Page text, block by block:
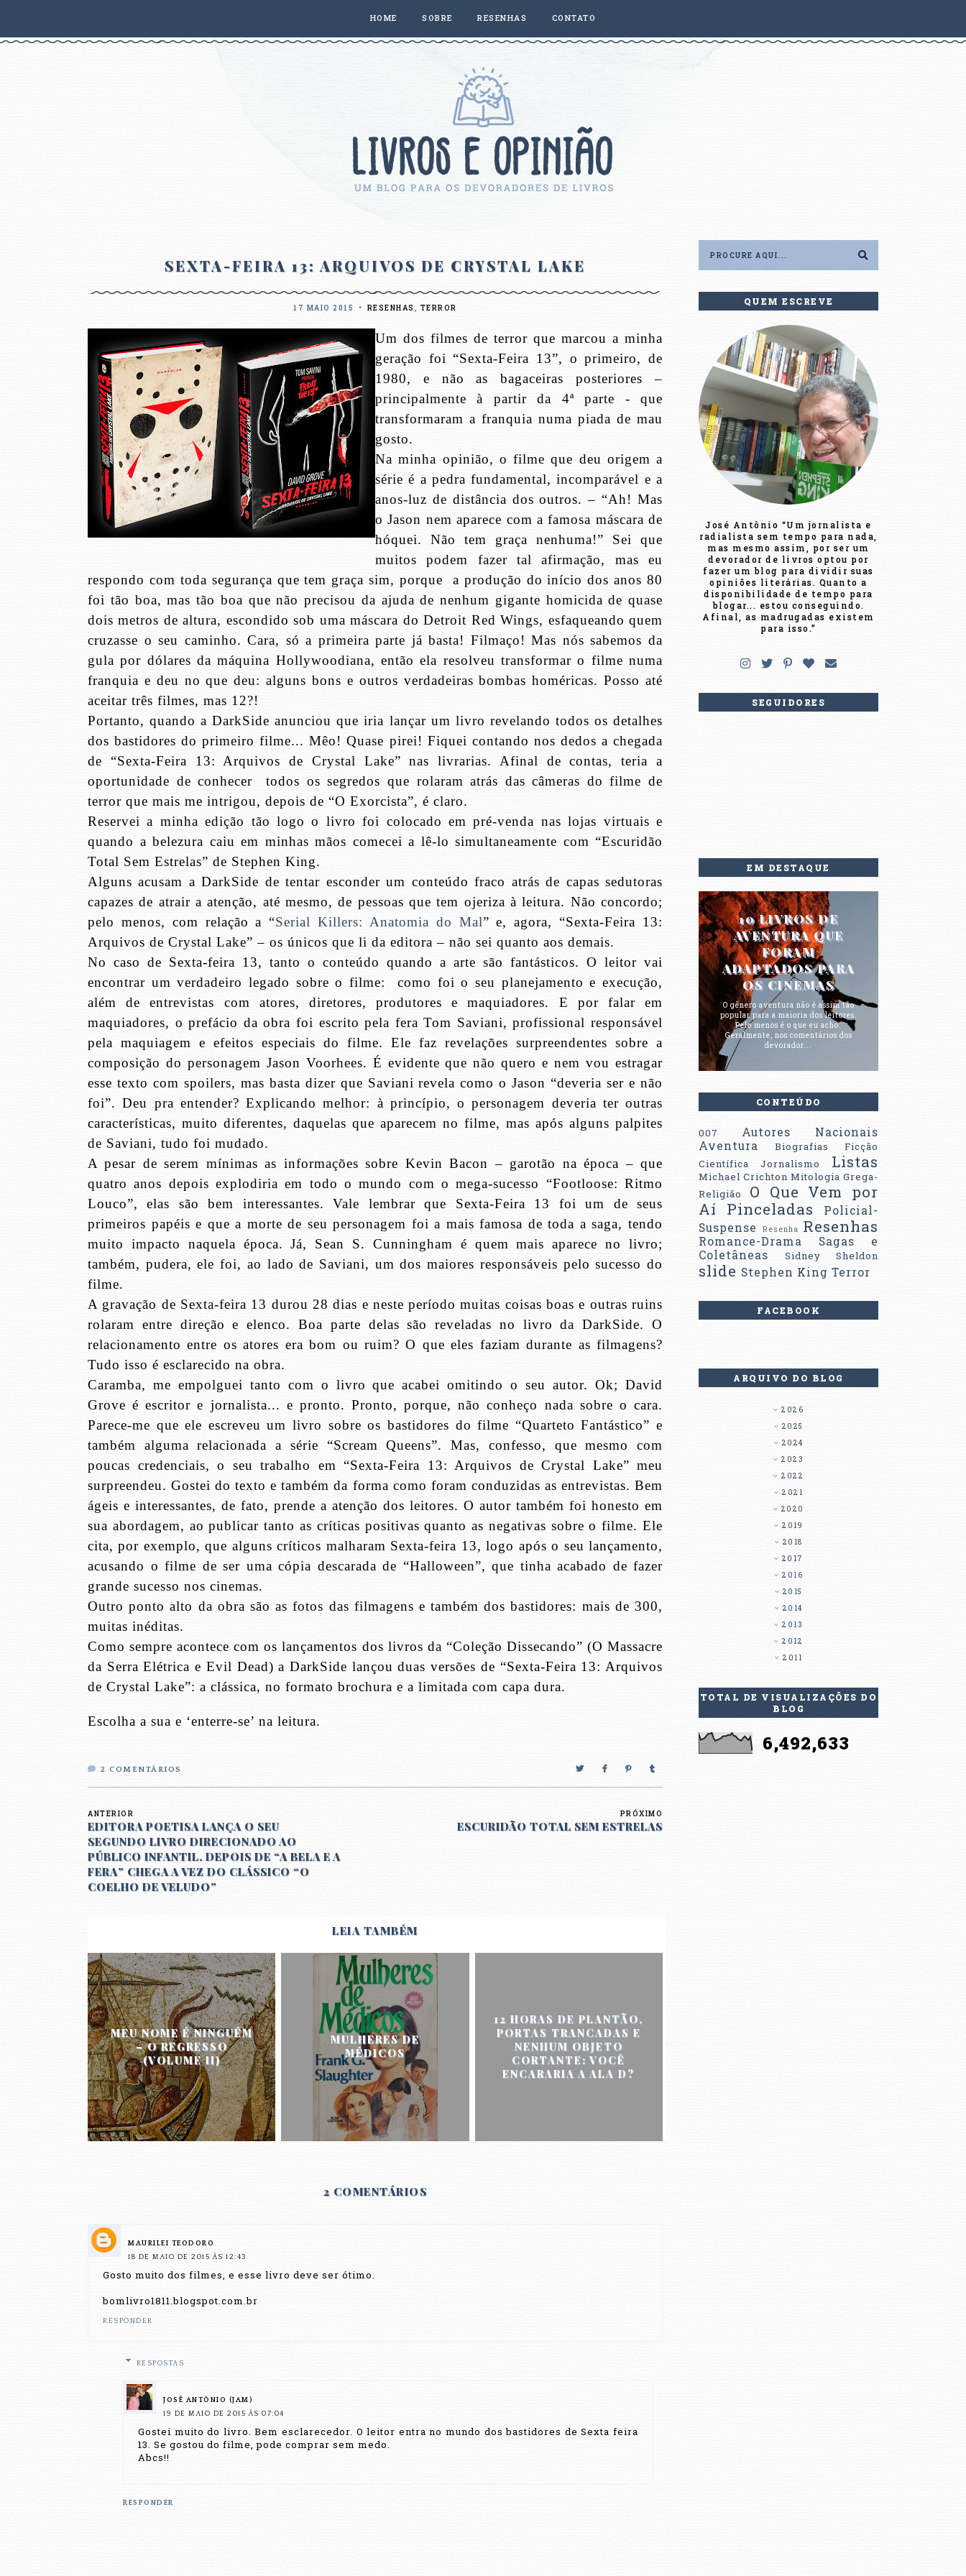
HOME SOBRE RESENHAS CONTATO
SEXTA-FEIRA 13: ARQUIVOS DE CRYSTAL LAKE
17 MAIO 2015 • RESENHAS , TERROR
Um dos filmes de terror que marcou a minha
geração foi “Sexta-Feira 13”, o primeiro, de
1980, e não as bagaceiras posteriores –
principalmente à partir da 4ª parte - que
transformaram a franquia numa piada de mau
gosto.
Na minha opinião, o filme que deu origem a
série é a pedra fundamental, incomparável e a
anos-luz de distância dos outros. – “Ah! Mas
o Jason nem aparece com a famosa máscara de
hóquei. Não tem graça nenhuma!” Sei que
muitos podem fazer tal afirmação, mas eu
respondo com toda segurança que tem graça sim, porque a produção do início dos anos 80
foi tão boa, mas tão boa que não precisou da ajuda de nenhum gigante homicida de quase
dois metros de altura, escondido sob uma máscara do Detroit Red Wings, esfaqueando quem
cruzasse o seu caminho. Cara, só a primeira parte já basta! Filmaço! Mas nós sabemos da
gula por dólares da máquina Hollywoodiana, então ela resolveu transformar o filme numa
franquia e deu no que deu: alguns bons e outros verdadeiras bombas homéricas. Posso até
aceitar três filmes, mas 12?!
Portanto, quando a DarkSide anunciou que iria lançar um livro revelando todos os detalhes
dos bastidores do primeiro filme... Mêo! Quase pirei! Fiquei contando nos dedos a chegada
de “Sexta-Feira 13: Arquivos de Crystal Lake” nas livrarias. Afinal de contas, teria a
oportunidade de conhecer todos os segredos que rolaram atrás das câmeras do filme de
terror que mais me intrigou, depois de “O Exorcista”, é claro.
Reservei a minha edição tão logo o livro foi colocado em pré-venda nas lojas virtuais e
quando a belezura caiu em minhas mãos comecei a lê-lo simultaneamente com “Escuridão
Total Sem Estrelas” de Stephen King.
Alguns acusam a DarkSide de tentar esconder um conteúdo fraco atrás de capas sedutoras
capazes de atrair a atenção, até mesmo, de pessoas que tem ojeriza à leitura. Não concordo;
pelo menos, com relação a “Serial Killers: Anatomia do Mal” e, agora, “Sexta-Feira 13:
Arquivos de Crystal Lake” – os únicos que li da editora – não sei quanto aos demais.
No caso de Sexta-feira 13, tanto o conteúdo quando a arte são fantásticos. O leitor vai
encontrar um verdadeiro legado sobre o filme: como foi o seu planejamento e execução,
além de entrevistas com atores, diretores, produtores e maquiadores. E por falar em
maquiadores, o prefácio da obra foi escrito pela fera Tom Saviani, profissional responsável
pela maquiagem e efeitos especiais do filme. Ele faz revelações surpreendentes sobre a
composição do personagem Jason Voorhees. É evidente que não quero e nem vou estragar
esse texto com spoilers, mas basta dizer que Saviani revela como o Jason “deveria ser e não
foi”. Deu pra entender? Explicando melhor: à princípio, o personagem deveria ter outras
características, muito diferentes, daquelas que aparecem no filme, mas após alguns palpites
de Saviani, tudo foi mudado.
A pesar de serem mínimas as informações sobre Kevin Bacon – garotão na época – que
quatro anos depois explodiria em todo o mundo com o mega-sucesso “Footloose: Ritmo
Louco”, elas são bem interessantes. Vale lembrar que Sexta-Feira 13 foi um de seus
primeiros papéis e que a morte de seu personagem foi a mais famosa de toda a saga, tendo
muito impacto naquela época. Já, Sean S. Cunningham é quem mais aparece no livro;
também, pudera, ele foi, ao lado de Saviani, um dos maiores responsáveis pelo sucesso do
filme.
A gravação de Sexta-feira 13 durou 28 dias e neste período muitas coisas boas e outras ruins
rolaram entre direção e elenco. Boa parte delas são reveladas no livro da DarkSide. O
relacionamento entre os atores era bom ou ruim? O que eles faziam durante as filmagens?
Tudo isso é esclarecido na obra.
Caramba, me empolguei tanto com o livro que acabei omitindo o seu autor. Ok; David
Grove é escritor e jornalista... e pronto. Pronto, porque, não conheço nada sobre o cara.
Parece-me que ele escreveu um livro sobre os bastidores do filme “Quarteto Fantástico” e
também alguma relacionada a série “Scream Queens”. Mas, confesso, que mesmo com
poucas credenciais, o seu trabalho em “Sexta-Feira 13: Arquivos de Crystal Lake” meu
surpreendeu. Gostei do texto e também da forma como foram conduzidas as entrevistas. Bem
ágeis e interessantes, de fato, prende a atenção dos leitores. O autor também foi honesto em
sua abordagem, ao publicar tanto as críticas positivas quanto as negativas sobre o filme. Ele
cita, por exemplo, que alguns críticos malharam Sexta-feira 13, logo após o seu lançamento,
acusando o filme de ser uma cópia descarada de “Halloween”, que tinha acabado de fazer
grande sucesso nos cinemas.
Outro ponto alto da obra são as fotos das filmagens e também dos bastidores: mais de 300,
muitas inéditas.
Como sempre acontece com os lançamentos dos livros da “Coleção Dissecando” (O Massacre
da Serra Elétrica e Evil Dead) a DarkSide lançou duas versões de “Sexta-Feira 13: Arquivos
de Crystal Lake”: a clássica, no formato brochura e a limitada com capa dura.
Escolha a sua e ‘enterre-se’ na leitura.
2 COMENTÁRIOS
ANTERIOR
EDITORA POETISA LANÇA O SEU
SEGUNDO LIVRO DIRECIONADO AO
PÚBLICO INFANTIL. DEPOIS DE “A BELA E A
FERA” CHEGA A VEZ DO CLÁSSICO “O
COELHO DE VELUDO”
PRÓXIMO
ESCURIDÃO TOTAL SEM ESTRELAS
LEIA TAMBÉM
MEU NOME É NINGUÉM
– O REGRESSO
(VOLUME II)
MULHERES DE
MÉDICOS
12 HORAS DE PLANTÃO,
PORTAS TRANCADAS E
NENHUM OBJETO
CORTANTE: VOCÊ
ENCARARIA A ALA D?
2 COMENTÁRIOS
MAURILEI TEODORO
18 DE MAIO DE 2015 ÀS 12:43
Gosto muito dos filmes, e esse livro deve ser ótimo.
bomlivro1811.blogspot.com.br
RESPONDER
RESPOSTAS
JOSÉ ANTÔNIO (JAM)
19 DE MAIO DE 2015 ÀS 07:04
Gostei muito do livro. Bem esclarecedor. O leitor entra no mundo dos bastidores de Sexta feira
13. Se gostou do filme, pode comprar sem medo.
Abcs!!
RESPONDER
QUEM ESCREVE
José Antônio “Um jornalista e
radialista sem tempo para nada,
mas mesmo assim, por ser um
devorador de livros optou por
fazer um blog para dividir suas
opiniões literárias. Quanto a
disponibilidade de tempo para
blogar... estou conseguindo.
Afinal, as madrugadas existem
para isso.”
SEGUIDORES
EM DESTAQUE
10 LIVROS DE
AVENTURA QUE
FORAM
ADAPTADOS PARA
OS CINEMAS
O gênero aventura não é assim tão
popular para a maioria dos leitores.
Pelo menos é o que eu acho.
Geralmente, nos comentários dos
devorador...
CONTEÚDO
007
Autores Nacionais
Aventura
Biografias
Ficção
Científica
Jornalismo Listas
Michael Crichton Mitologia Grega-
Religião
O Que Vem por
Aí Pinceladas
Policial-
Suspense
Resenha Resenhas
Romance-Drama
Sagas e
Coletâneas
Sidney Sheldon
slide Stephen King Terror
FACEBOOK
ARQUIVO DO BLOG
2026
2025
2024
2023
2022
2021
2020
2019
2018
2017
2016
2015
2014
2013
2012
2011
TOTAL DE VISUALIZAÇÕES DO
BLOG
6,492,633